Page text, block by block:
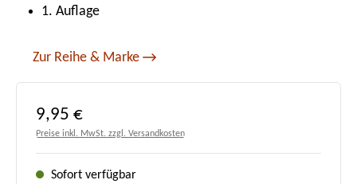
1. Auflage
Zur Reihe & Marke
Regulärer Preis:
9,95 €
Preise inkl. MwSt. zzgl. Versandkosten
Sofort verfügbar